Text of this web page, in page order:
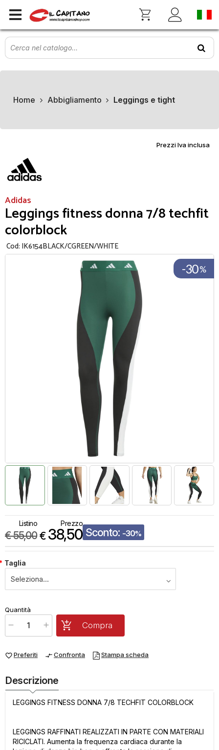
Home Abbigliamento Leggings e tight
Prezzi Iva inclusa
Adidas
Leggings fitness donna 7/8 techfit
colorblock
Cod: IK6154BLACK/CGREEN/WHITE
-30%
Listino
€55,00
Prezzo
€ 38,50 Sconto: -30%
Taglia
x1 Prezzo finale:
Quantità
favorite_borderPreferiti compare_arrowsConfronta Stampa scheda
Compra
Descrizione
LEGGINGS FITNESS DONNA 7/8 TECHFIT COLORBLOCK
LEGGINGS RAFFINATI REALIZZATI IN PARTE CON MATERIALI
RICICLATI. Aumenta la frequenza cardiaca durante la